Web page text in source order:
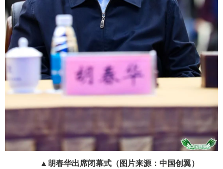
▲ 胡春华出席闭幕式（图片来源：中国创翼）